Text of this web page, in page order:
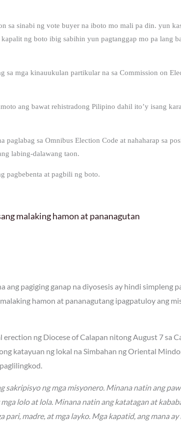
sa sinabi ng vote buyer na iboto mo mali pa din. yun
ng boto ibig sabihin yun pagtanggap mo pa lang
mga kinauukulan partikular na sa Commission on
ang bawat rehistradong Pilipino dahil ito’y isang
sa Omnibus Election Code at nahaharap sa
labing-dalawang taon.
pagbebenta at pagbili ng boto.
malaking hamon at pananagutan
ang pagiging ganap na diyosesis ay hindi simpleng
hamon at pananagutang ipagpatuloy ang
erection ng Diocese of Calapan nitong August 7 sa
katayuan ng lokal na Simbahan ng Oriental
sakripisyo ng mga misyonero. Minana natin ang
lolo at lola. Minana natin ang katatagan at
madre, at mga layko. Mga kapatid, ang mana ay